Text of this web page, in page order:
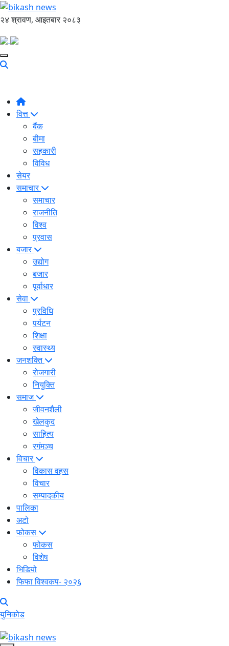
२४ श्रावण, आइतबार २०८३
वित्त
बैंक
बीमा
सहकारी
विविध
सेयर
समाचार
समाचार
राजनीति
विश्व
प्रवास
बजार
उद्योग
बजार
पूर्वाधार
सेवा
प्रविधि
पर्यटन
शिक्षा
स्वास्थ्य
जनशक्ति
रोजगारी
नियुक्ति
समाज
जीवनशैली
खेलकुद
साहित्य
रगंमञ्च
विचार
विकास वहस
विचार
सम्पादकीय
पालिका
अटो
फोकस
फोकस
विशेष
भिडियो
फिफा विश्वकप- २०२६
युनिकोड